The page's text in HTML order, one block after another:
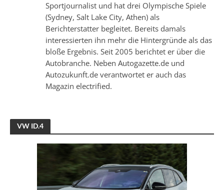
Sportjournalist und hat drei Olympische Spiele
(Sydney, Salt Lake City, Athen) als
Berichterstatter begleitet. Bereits damals
interessierten ihn mehr die Hintergründe als das
bloße Ergebnis. Seit 2005 berichtet er über die
Autobranche. Neben Autogazette.de und
Autozukunft.de verantwortet er auch das
Magazin electrified.
VW ID.4